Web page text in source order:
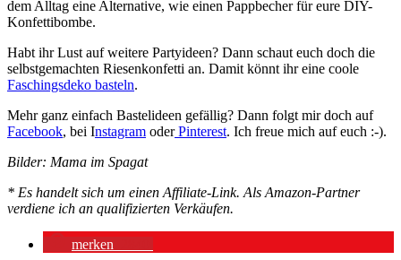
dem Alltag eine Alternative, wie einen Pappbecher für eure DIY-
Konfettibombe.
Habt ihr Lust auf weitere Partyideen? Dann schaut euch doch die
selbstgemachten Riesenkonfetti an. Damit könnt ihr eine coole
Faschingsdeko basteln.
Mehr ganz einfach Bastelideen gefällig? Dann folgt mir doch auf
Facebook, bei Instagram oderPinterest. Ich freue mich auf euch :-).
Bilder: Mama im Spagat
* Es handelt sich um einen Affiliate-Link. Als Amazon-Partner
verdiene ich an qualifizierten Verkäufen.
merken